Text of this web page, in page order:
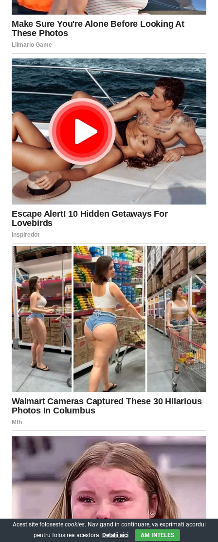
Acest site foloseste cookies. Navigand in continuare, va exprimati acordul
pentru folosirea acestora. Detalii aici AM INTELES